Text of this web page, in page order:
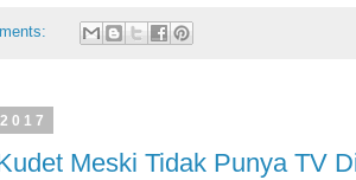
Meski Tidak Punya TV